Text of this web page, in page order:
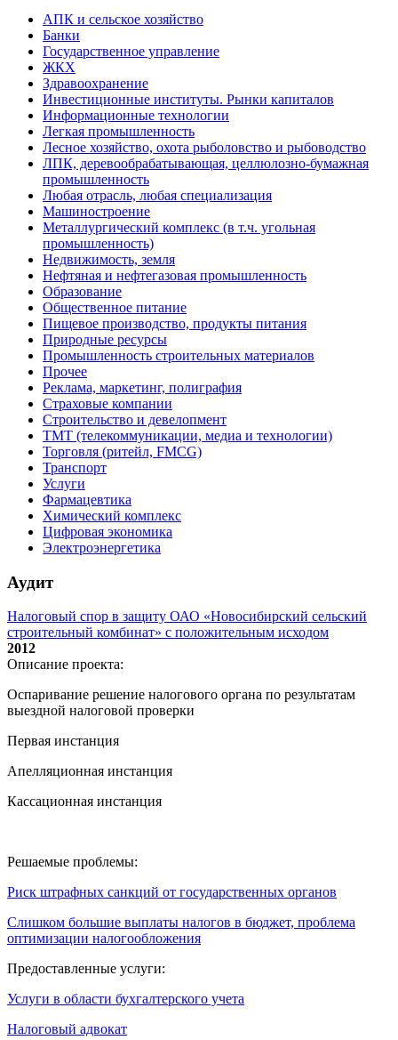
АПК и сельское хозяйство
Банки
Государственное управление
ЖКХ
Здравоохранение
Инвестиционные институты. Рынки капиталов
Информационные технологии
Легкая промышленность
Лесное хозяйство, охота рыболовство и рыбоводство
ЛПК, деревообрабатывающая, целлюлозно-бумажная
промышленность
Любая отрасль, любая специализация
Машиностроение
Металлургический комплекс (в т.ч. угольная
промышленность)
Недвижимость, земля
Нефтяная и нефтегазовая промышленность
Образование
Общественное питание
Пищевое производство, продукты питания
Природные ресурсы
Промышленность строительных материалов
Прочее
Реклама, маркетинг, полиграфия
Страховые компании
Строительство и девелопмент
ТМТ (телекоммуникации, медиа и технологии)
Торговля (ритейл, FMCG)
Транспорт
Услуги
Фармацевтика
Химический комплекс
Цифровая экономика
Электроэнергетика
Аудит
Налоговый спор в защиту ОАО «Новосибирский сельский
строительный комбинат» с положительным исходом
2012
Описание проекта:
Оспаривание решение налогового органа по результатам
выездной налоговой проверки
Первая инстанция
Апелляционная инстанция
Кассационная инстанция
Решаемые проблемы:
Риск штрафных санкций от государственных органов
Слишком большие выплаты налогов в бюджет, проблема
оптимизации налогообложения
Предоставленные услуги:
Услуги в области бухгалтерского учета
Налоговый адвокат